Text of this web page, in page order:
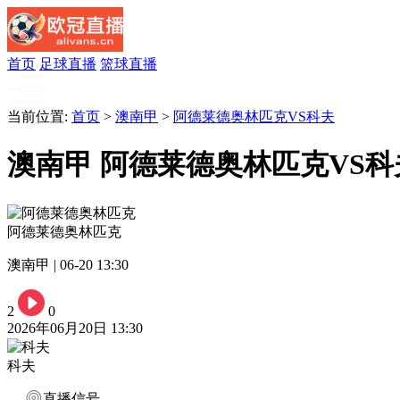
首页 足球直播 篮球直播
当前位置: 首页 > 澳南甲 > 阿德莱德奥林匹克VS科夫
澳南甲 阿德莱德奥林匹克VS
阿德莱德奥林匹克
澳南甲 | 06-20 13:30
2
0
2026年06月20日 13:30
科夫